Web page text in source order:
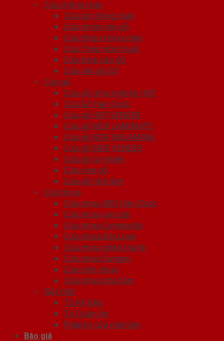
Cửa chống cháy
Cửa gỗ chống cháy
Cửa nhôm vân gỗ
Cửa thép chống cháy
Cửa Thép Hàn Quốc
Cửa thép vân gỗ
Cửa vân gỗ 5D
Cửa gỗ
Cửa gỗ công nghiệp HDF
Cửa Gỗ Hàn Quốc
Cửa gỗ HDF VENEER
Cửa gỗ MDF LAMINATE
Cửa gỗ MDF MELAMINE
Cửa gỗ MDF VENEER
Cửa gỗ tự nhiên
Cửa vòm gỗ
Cửa gỗ nhà tắm
Cửa nhựa
Cửa nhựa ABS Hàn Quốc
Cửa nhựa cao cấp
Cửa nhựa Composite
Cửa nhựa Đài Loan
Cửa nhựa ghép thanh
Cửa nhựa Sungyu
Cửa vòm nhựa
Cửa nhựa nhà tắm
Nội thất
Tủ Kệ Bếp
Tủ Quần Áo
Phụ kiện cửa nhà tắm
Báo giá